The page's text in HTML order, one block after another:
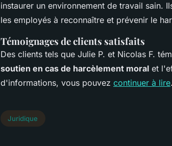
instaurer un environnement de travail sain.
les employés à reconnaître et prévenir le
Témoignages de clients satisfaits
Des clients tels que Julie P. et Nicolas F.
soutien en cas de harcèlement moral et
d'informations, vous pouvez continuer à lire.
Juridique